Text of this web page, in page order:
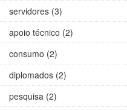
servidores (3)
apoio técnico (2)
consumo (2)
diplomados (2)
pesquisa (2)